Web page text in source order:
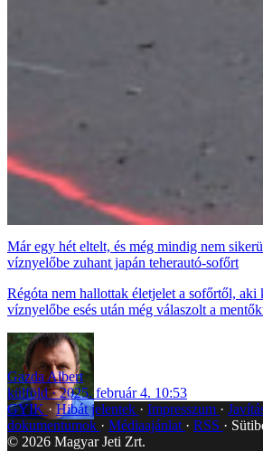
Már egy hét eltelt, és még mindig nem
víznyelőbe zuhant japán teherautó-sofőrt
Régóta nem hallottak életjelet a sofőrtől, aki
víznyelőbe esés után még válaszolt a
Gazda Albert
külföld
2025. február 4. 10:53
GYIK
Hibát jelentek Impresszum
dokumentumok
Médiaajánlat RSS
© 2026 Magyar Jeti Zrt.